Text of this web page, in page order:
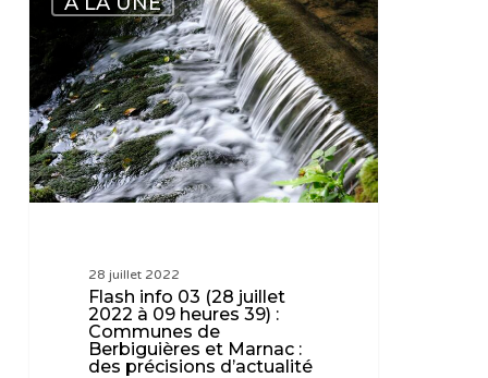
03
(28
juillet
2022
à
09
heures
Communes
Berbiguières
28 juillet 2022
Flash info 03 (28 juillet
2022 à 09 heures 39) :
Communes de
Berbiguières et Marnac :
des précisions d’actualité